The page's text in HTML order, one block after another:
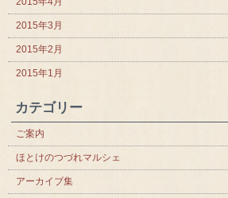
2015年3月
2015年2月
2015年1月
カテゴリー
ご案内
ほとけのつづれマルシェ
アーカイブ集